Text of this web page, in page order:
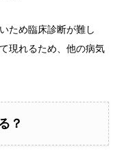
ため臨床診断が難し
現れるため、他の病気
？